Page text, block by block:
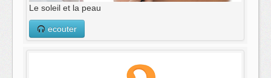
Le soleil et la peau
ecouter